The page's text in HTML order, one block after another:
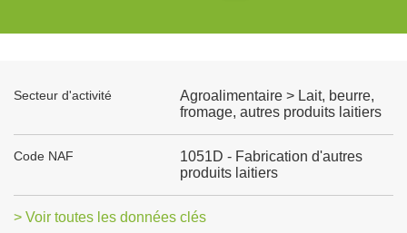
Secteur d'activité
Agroalimentaire > Lait, beurre,
fromage, autres produits laitiers
Code NAF
1051D - Fabrication d'autres
produits laitiers
> Voir toutes les données clés